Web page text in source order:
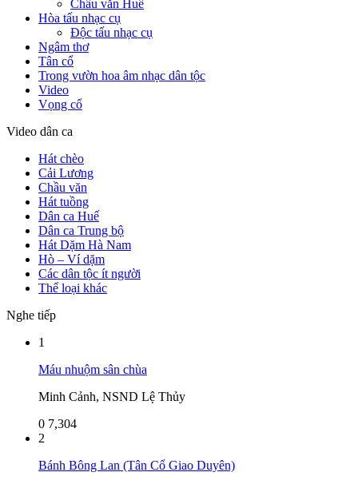
Chầu văn Huế
Hòa tấu nhạc cụ
Độc tấu nhạc cụ
Ngâm thơ
Tân cổ
Trong vườn hoa âm nhạc dân tộc
Video
Vọng cổ
Video dân ca
Hát chèo
Cải Lương
Chầu văn
Hát tuồng
Dân ca Huế
Dân ca Trung bộ
Hát Dặm Hà Nam
Hò – Ví dặm
Các dân tộc ít người
Thể loại khác
Nghe tiếp
1
Máu nhuộm sân chùa
Minh Cảnh, NSND Lệ Thủy
0 7,304
2
Bánh Bông Lan (Tân Cổ Giao Duyên)